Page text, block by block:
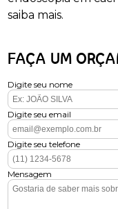
saiba mais.
FAÇA UM
Digite seu nome
Digite seu email
Digite seu telefone
Mensagem